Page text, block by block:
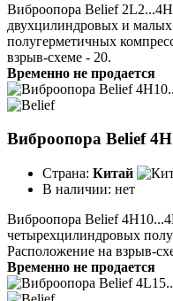
Виброопора Belief
двухцилиндровых и
полугерметичных
взрыв-схеме - 20.
Временно не продается
Виброопора Belief
Страна: Китай
В наличии: нет
Виброопора Belief
четырехцилиндровых
Расположение на взрыв-
Временно не продается